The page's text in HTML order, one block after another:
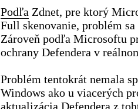
Podľa Zdnet, pre ktorý
Full skenovanie, problém
Zároveň podľa Microsoftu
ochrany Defendera v
Problém tentokrát nemala
Windows ako u viacerých
aktualizácia Defendera z